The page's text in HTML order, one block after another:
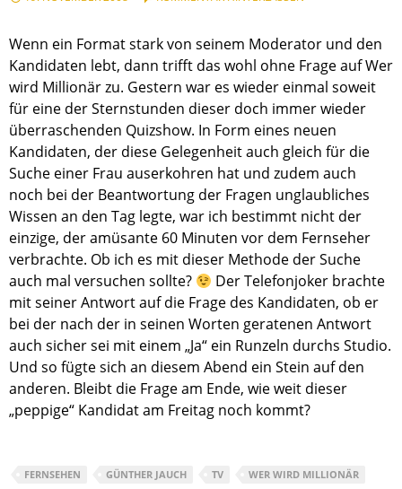
Wenn ein Format stark von seinem Moderator und den
Kandidaten lebt, dann trifft das wohl ohne Frage auf Wer
wird Millionär zu. Gestern war es wieder einmal soweit
für eine der Sternstunden dieser doch immer wieder
überraschenden Quizshow. In Form eines neuen
Kandidaten, der diese Gelegenheit auch gleich für die
Suche einer Frau auserkohren hat und zudem auch
noch bei der Beantwortung der Fragen unglaubliches
Wissen an den Tag legte, war ich bestimmt nicht der
einzige, der amüsante 60 Minuten vor dem Fernseher
verbrachte. Ob ich es mit dieser Methode der Suche
auch mal versuchen sollte?
Der Telefonjoker brachte
mit seiner Antwort auf die Frage des Kandidaten, ob er
bei der nach der in seinen Worten geratenen Antwort
auch sicher sei mit einem „Ja“ ein Runzeln durchs Studio.
Und so fügte sich an diesem Abend ein Stein auf den
anderen. Bleibt die Frage am Ende, wie weit dieser
„peppige“ Kandidat am Freitag noch kommt?
FERNSEHEN GÜNTHER JAUCH TV WER WIRD MILLIONÄR